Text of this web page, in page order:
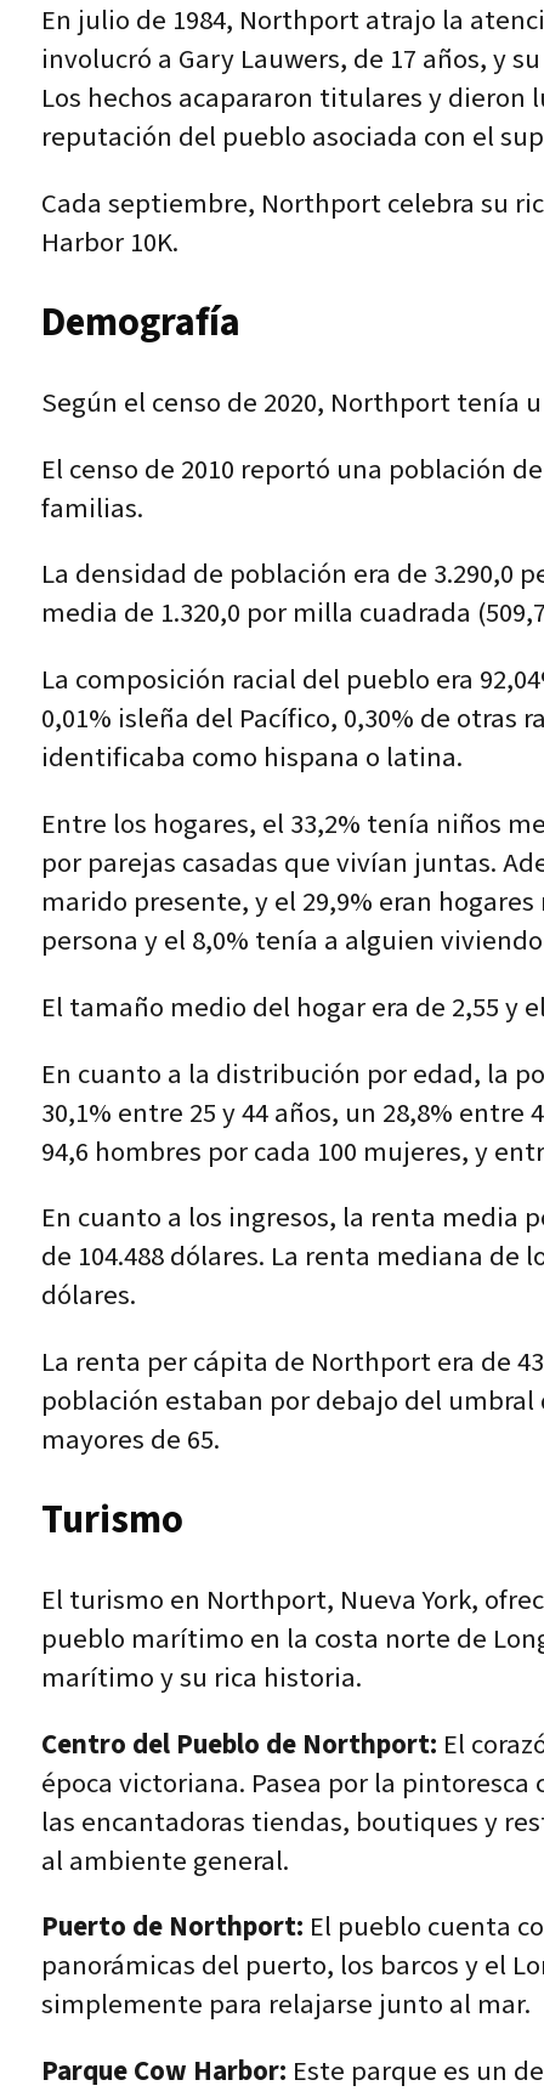
En julio de 1984, Northport atrajo la
involucró a Gary Lauwers, de 17 años, y
Los hechos acapararon titulares y
reputación del pueblo asociada con el
Cada septiembre, Northport celebra su
Harbor 10K.
Demografía
Según el censo de 2020, Northport tenía
El censo de 2010 reportó una población
familias.
La densidad de población era de 3.290,0
media de 1.320,0 por milla cuadrada
La composición racial del pueblo era
0,01% isleña del Pacífico, 0,30% de otras
identificaba como hispana o latina.
Entre los hogares, el 33,2% tenía niños
por parejas casadas que vivían juntas.
marido presente, y el 29,9% eran
persona y el 8,0% tenía a alguien
El tamaño medio del hogar era de 2,55 y
En cuanto a la distribución por edad, la
30,1% entre 25 y 44 años, un 28,8% entre
94,6 hombres por cada 100 mujeres, y
En cuanto a los ingresos, la renta media
de 104.488 dólares. La renta mediana de
dólares.
La renta per cápita de Northport era de
población estaban por debajo del umbral
mayores de 65.
Turismo
El turismo en Northport, Nueva York,
pueblo marítimo en la costa norte de
marítimo y su rica historia.
Centro del Pueblo de Northport: El
época victoriana. Pasea por la
las encantadoras tiendas, boutiques y
al ambiente general.
Puerto de Northport: El pueblo cuenta
panorámicas del puerto, los barcos y el
simplemente para relajarse junto al mar.
Parque Cow Harbor: Este parque es un